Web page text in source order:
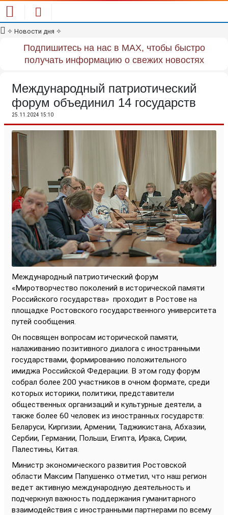
✧ Новости дня ✧
Подпишитесь на нас в MAX, чтобы быстро
получать информацию о свежих новостях
Международный патриотический
форум объединил 14 государств
25.11.2024 15:10
Международный патриотический форум
«Миротворчество поколений в исторической памяти
Российского государства» проходит в Ростове на
площадке Ростовского государственного университета
путей сообщения.
Он посвящен вопросам исторической памяти,
налаживанию позитивного диалога с иностранными
государствами, формированию положительного
имиджа Российской Федерации. В этом году форум
собрал более 200 участников в очном формате, среди
которых историки, политики, представители
общественных организаций и культурные деятели, а
также более 60 человек из иностранных государств:
Беларуси, Киргизии, Армении, Таджикистана, Абхазии,
Сербии, Германии, Польши, Египта, Ирака, Сирии,
Палестины, Китая.
Министр экономического развития Ростовской
области Максим Папушенко отметил, что наш регион
ведет активную международную деятельность и
подчеркнул важность поддержания гуманитарного
взаимодействия с иностранными партнерами по всему